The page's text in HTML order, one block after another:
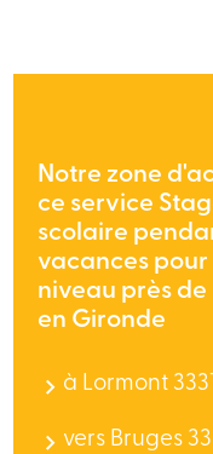
Notre zone
ce service
scolaire
vacances pour
niveau près de
en Gironde
à Lormont
vers Bruges